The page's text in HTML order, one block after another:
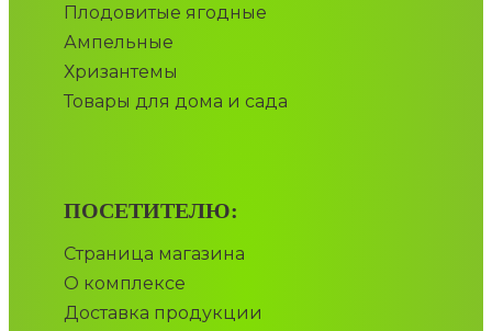
Плодовитые ягодные
Ампельные
Хризантемы
Товары для дома и сада
ПОСЕТИТЕЛЮ:
Страница магазина
О комплексе
Доставка продукции